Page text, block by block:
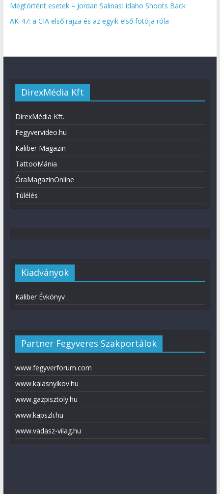
Megtörtént esetek – Jordan Salinas: Idaho Shoots Back
AK-47: a CIA első rajza és az egyik első fotója róla
DirexMédia Kft
DirexMédia Kft.
Fegyvervideo.hu
Kaliber Magazin
TattooMánia
ÓraMagazinOnline
Túlélés
Kiadványok
Kaliber Évkönyv
Partner Fegyveres Szakportálok
www.fegyverforum.com
www.kalasnyikov.hu
www.gazpisztoly.hu
www.kapszli.hu
www.vadasz-vilag.hu